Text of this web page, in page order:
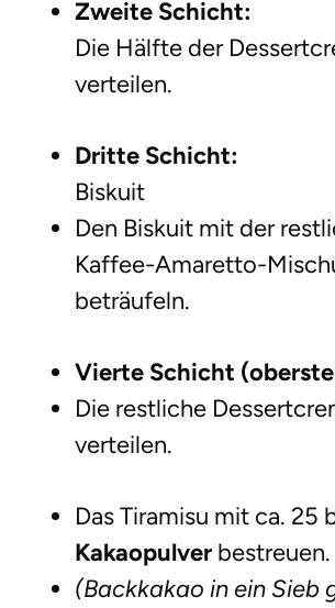
Zweite Schicht:
Die Hälfte der
verteilen.
Dritte Schicht:
Biskuit
Den Biskuit mit der
Kaffee-Amaretto-
beträufeln.
Vierte Schicht
Die restliche
verteilen.
Das Tiramisu mit ca. 25
Kakaopulver bestreuen.
(Backkakao in ein Sieb